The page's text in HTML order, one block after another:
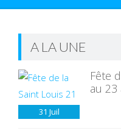
A LA UNE
31 Juil
Fête
au